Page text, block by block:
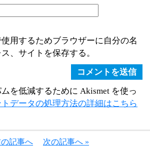
用するためブラウザーに自分の名
、サイトを保存する。
を低減するために Akismet を使っ
トデータの処理方法の詳細はこちら
の記事へ 次の記事へ »